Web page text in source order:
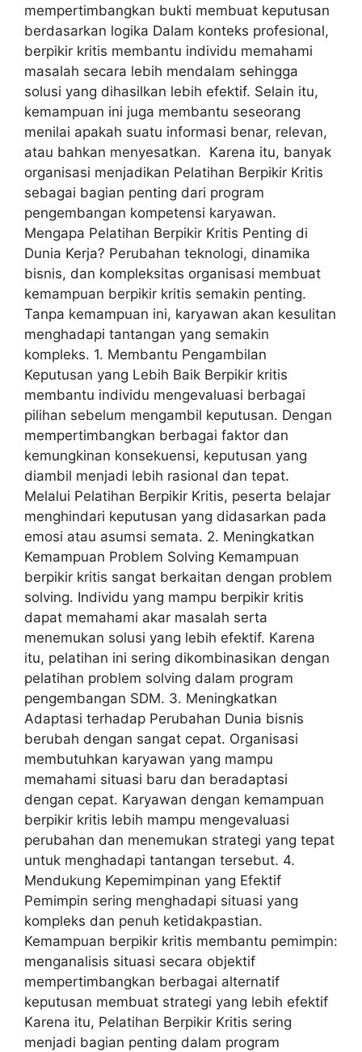
mempertimbangkan bukti membuat keputusan
berdasarkan logika Dalam konteks profesional,
berpikir kritis membantu individu memahami
masalah secara lebih mendalam sehingga
solusi yang dihasilkan lebih efektif. Selain itu,
kemampuan ini juga membantu seseorang
menilai apakah suatu informasi benar, relevan,
atau bahkan menyesatkan. Karena itu, banyak
organisasi menjadikan Pelatihan Berpikir Kritis
sebagai bagian penting dari program
pengembangan kompetensi karyawan.
Mengapa Pelatihan Berpikir Kritis Penting di
Dunia Kerja? Perubahan teknologi, dinamika
bisnis, dan kompleksitas organisasi membuat
kemampuan berpikir kritis semakin penting.
Tanpa kemampuan ini, karyawan akan kesulitan
menghadapi tantangan yang semakin
kompleks. 1. Membantu Pengambilan
Keputusan yang Lebih Baik Berpikir kritis
membantu individu mengevaluasi berbagai
pilihan sebelum mengambil keputusan. Dengan
mempertimbangkan berbagai faktor dan
kemungkinan konsekuensi, keputusan yang
diambil menjadi lebih rasional dan tepat.
Melalui Pelatihan Berpikir Kritis, peserta belajar
menghindari keputusan yang didasarkan pada
emosi atau asumsi semata. 2. Meningkatkan
Kemampuan Problem Solving Kemampuan
berpikir kritis sangat berkaitan dengan problem
solving. Individu yang mampu berpikir kritis
dapat memahami akar masalah serta
menemukan solusi yang lebih efektif. Karena
itu, pelatihan ini sering dikombinasikan dengan
pelatihan problem solving dalam program
pengembangan SDM. 3. Meningkatkan
Adaptasi terhadap Perubahan Dunia bisnis
berubah dengan sangat cepat. Organisasi
membutuhkan karyawan yang mampu
memahami situasi baru dan beradaptasi
dengan cepat. Karyawan dengan kemampuan
berpikir kritis lebih mampu mengevaluasi
perubahan dan menemukan strategi yang tepat
untuk menghadapi tantangan tersebut. 4.
Mendukung Kepemimpinan yang Efektif
Pemimpin sering menghadapi situasi yang
kompleks dan penuh ketidakpastian.
Kemampuan berpikir kritis membantu pemimpin:
menganalisis situasi secara objektif
mempertimbangkan berbagai alternatif
keputusan membuat strategi yang lebih efektif
Karena itu, Pelatihan Berpikir Kritis sering
menjadi bagian penting dalam program